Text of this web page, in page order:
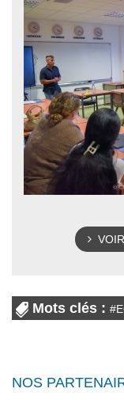
VOIR
Mots clés : #
NOS